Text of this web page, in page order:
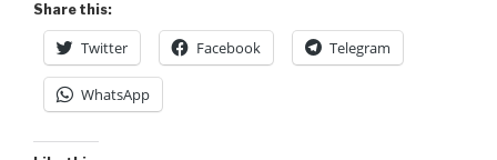
Share this:
Twitter Facebook Telegram
WhatsApp